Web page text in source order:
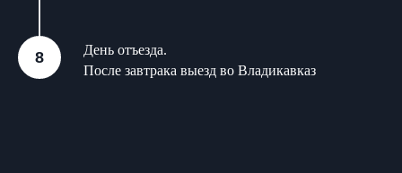
День отъезда.
После завтрака выезд во Владикавказ